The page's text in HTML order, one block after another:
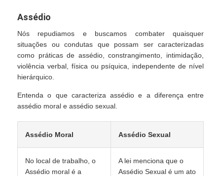
Assédio
Nós repudiamos e buscamos combater quaisquer
situações ou condutas que possam ser caracterizadas
como práticas de assédio, constrangimento, intimidação,
violência verbal, física ou psíquica, independente de nível
hierárquico.
Entenda o que caracteriza assédio e a diferença entre
assédio moral e assédio sexual.
Assédio Moral Assédio Sexual
No local de trabalho, o
Assédio moral é a
A lei menciona que o
Assédio Sexual é um ato